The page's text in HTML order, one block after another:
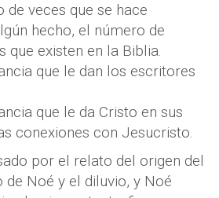
de veces que se hace
hecho, el número de
que existen en la Biblia.
que le dan los escritores
que le da Cristo en sus
conexiones con Jesucristo.
por el relato del origen del
Noé y el diluvio, y Noé